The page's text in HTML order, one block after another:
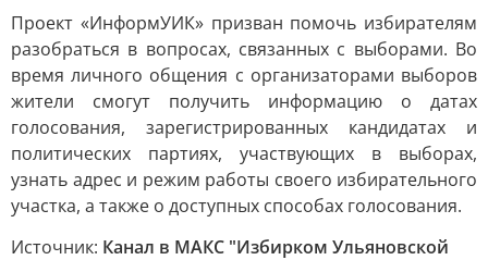
Проект «ИнформУИК» призван помочь избирателям
разобраться в вопросах, связанных с выборами. Во
время личного общения с организаторами выборов
жители смогут получить информацию о датах
голосования, зарегистрированных кандидатах и
политических партиях, участвующих в выборах,
узнать адрес и режим работы своего избирательного
участка, а также о доступных способах голосования.
Источник: Канал в МАКС "Избирком Ульяновской